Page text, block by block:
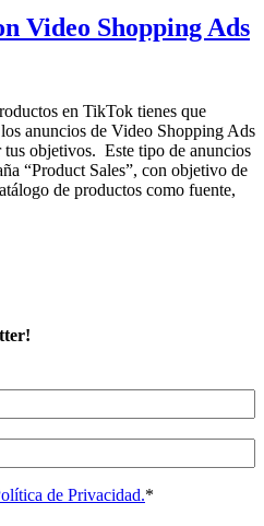
Video Shopping Ads
en TikTok tienes que
anuncios de Video Shopping Ads
objetivos. Este tipo de anuncios
“Product Sales”, con objetivo de
de productos como fuente,
de Privacidad.*